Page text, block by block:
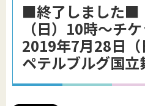
■終了しました■
（日）10時～チケ
2019年7月28日（
ペテルブルグ国立